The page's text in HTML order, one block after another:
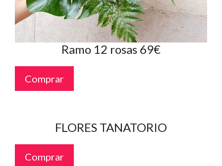
Ramo 12 rosas 69€
Comprar
FLORES TANATORIO
Comprar